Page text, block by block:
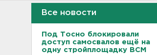
Все новости
Под Тосно блокировали
доступ самосвалов ещё на
одну стройплощадку ВСМ